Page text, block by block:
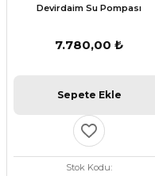
Devirdaim Su Pompası
7.780,00 ₺
Sepete Ekle
Stok Kodu